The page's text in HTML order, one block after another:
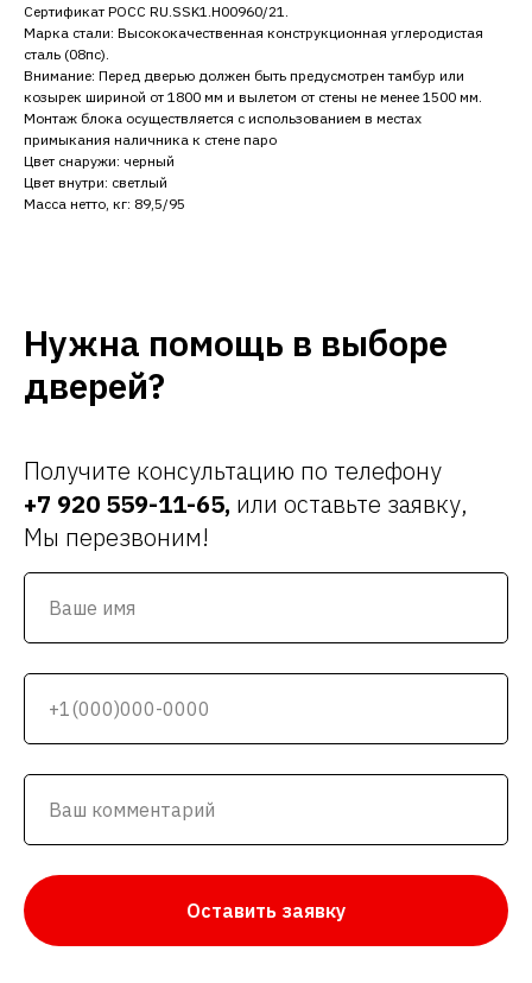
Сертификат POCC RU.SSK1.H00960/21.
Марка стали: Высококачественная конструкционная углеродистая
сталь (08пс).
Внимание: Перед дверью должен быть предусмотрен тамбур или
козырек шириной от 1800 мм и вылетом от стены не менее 1500 мм.
Монтаж блока осуществляется с использованием в местах
примыкания наличника к стене паро
Цвет снаружи: черный
Цвет внутри: светлый
Масса нетто, кг: 89,5/95
Нужна помощь в выборе
дверей?
Получите консультацию по телефону
+7 920 559-11-65, или оставьте заявку,
Мы перезвоним!
Оставить заявку